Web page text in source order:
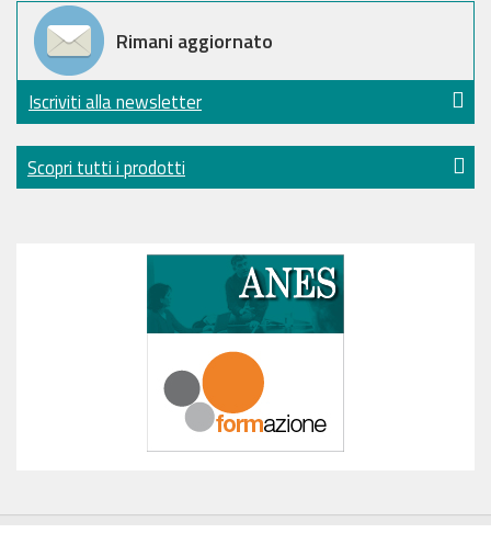
Rimani aggiornato
Iscriviti alla newsletter
Scopri tutti i prodotti